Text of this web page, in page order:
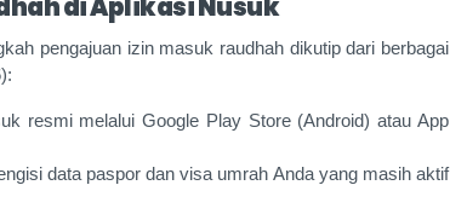
di Aplikasi Nusuk
pengajuan izin masuk raudhah dikutip dari berbagai
resmi melalui Google Play Store (Android) atau App
data paspor dan visa umrah Anda yang masih aktif